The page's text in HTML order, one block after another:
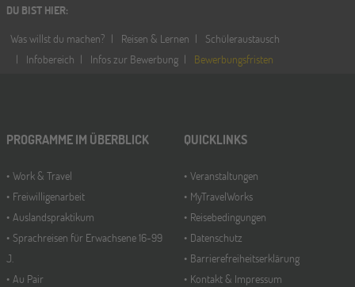
DU BIST HIER:
Was willst du machen?
Reisen & Lernen
Schüleraustausch
Infobereich
Infos zur Bewerbung Bewerbungsfristen
PROGRAMME IM ÜBERBLICK
Work & Travel
Freiwilligenarbeit
Auslandspraktikum
Sprachreisen für Erwachsene 16-99
J.
Au Pair
QUICKLINKS
Veranstaltungen
MyTravelWorks
Reisebedingungen
Datenschutz
Barrierefreiheitserklärung
Kontakt & Impressum